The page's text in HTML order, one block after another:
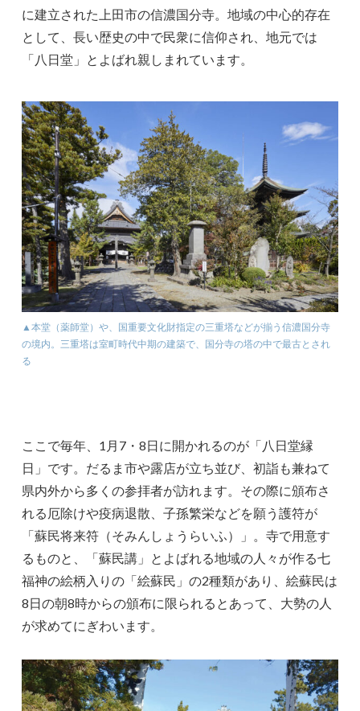
に建立された上田市の信濃国分寺。地域の中心的存在
として、長い歴史の中で民衆に信仰され、地元では
「八日堂」とよばれ親しまれています。
▲本堂（薬師堂）や、国重要文化財指定の三重塔などが揃う信濃国分寺
の境内。三重塔は室町時代中期の建築で、国分寺の塔の中で最古とされ
る
ここで毎年、1月7・8日に開かれるのが「八日堂縁
日」です。だるま市や露店が立ち並び、初詣も兼ねて
県内外から多くの参拝者が訪れます。その際に頒布さ
れる厄除けや疫病退散、子孫繁栄などを願う護符が
「蘇民将来符（そみんしょうらいふ）」。寺で用意す
るものと、「蘇民講」とよばれる地域の人々が作る七
福神の絵柄入りの「絵蘇民」の2種類があり、絵蘇民は
8日の朝8時からの頒布に限られるとあって、大勢の人
が求めてにぎわいます。